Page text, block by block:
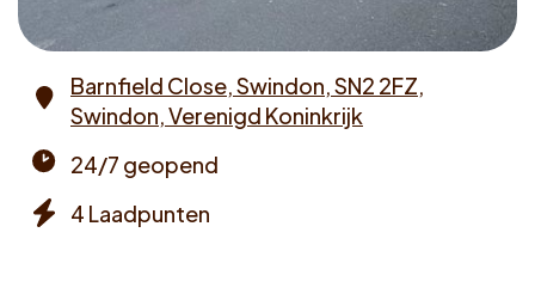
Dutch
Address
Barnfield Close, Swindon, SN2 2FZ,
Swindon, Verenigd Koninkrijk
times
24/7 geopend
4 Laadpunten